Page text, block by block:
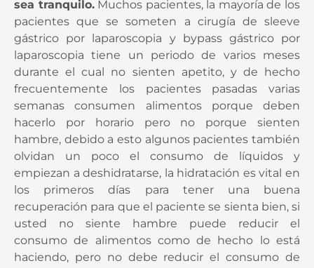
sea tranquilo.Muchos pacientes, la mayoría de los
pacientes que se someten a cirugía de sleeve
gástrico por laparoscopia y bypass gástrico por
laparoscopia tiene un periodo de varios meses
durante el cual no sienten apetito, y de hecho
frecuentemente los pacientes pasadas varias
semanas consumen alimentos porque deben
hacerlo por horario pero no porque sienten
hambre, debido a esto algunos pacientes también
olvidan un poco el consumo de líquidos y
empiezan a deshidratarse, la hidratación es vital en
los primeros días para tener una buena
recuperación para que el paciente se sienta bien, si
usted no siente hambre puede reducir el
consumo de alimentos como de hecho lo está
haciendo, pero no debe reducir el consumo de